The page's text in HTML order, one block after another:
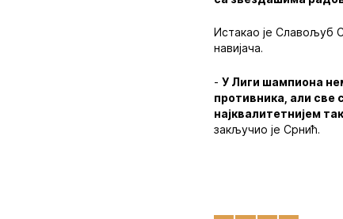
Истакао је Славољуб
навијача.
-У Лиги шампиона
противника, али све
најквалитетнијем
закључио је Срнић.